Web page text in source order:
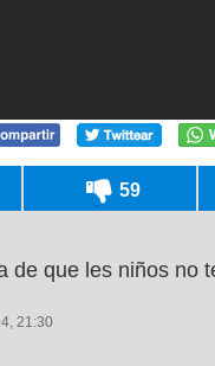
59
de que les niños no
21:30